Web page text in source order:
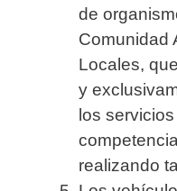
de
Comunidad
Locales,
y
los
realizando